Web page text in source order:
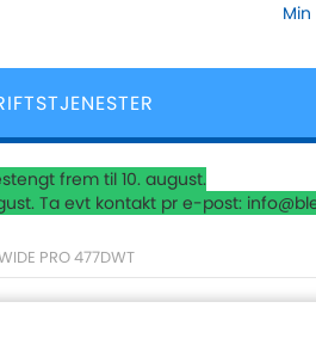
frem til 10. august.
Ta evt kontakt pr e-post:
PRO 477DWT